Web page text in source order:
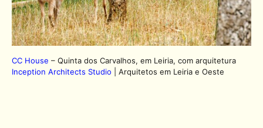
CC House – Quinta dos Carvalhos, em Leiria, com arquitetura
Inception Architects Studio | Arquitetos em Leiria e Oeste